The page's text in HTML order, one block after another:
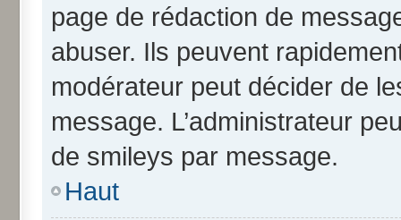
page de rédaction de
abuser. Ils peuvent
modérateur peut décider de
message. L’administrateur
de smileys par message.
Haut